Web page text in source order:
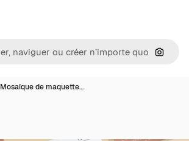
Mosaïque de maquette…